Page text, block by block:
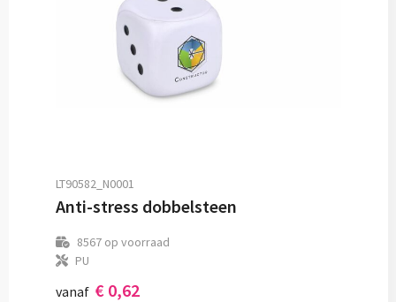
LT90582_N0001
Anti-stress dobbelsteen
8567op voorraad
PU
vanaf € 0,62